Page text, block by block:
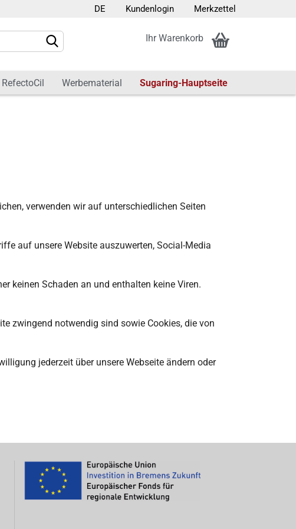
DE Kundenlogin Merkzettel
Ihr Warenkorb
RefectoCil Werbematerial Sugaring-Hauptseite
verwenden wir auf unterschiedlichen Seiten
auf unsere Website auszuwerten, Social-Media
keinen Schaden an und enthalten keine Viren.
zwingend notwendig sind sowie Cookies, die von
jederzeit über unsere Webseite ändern oder